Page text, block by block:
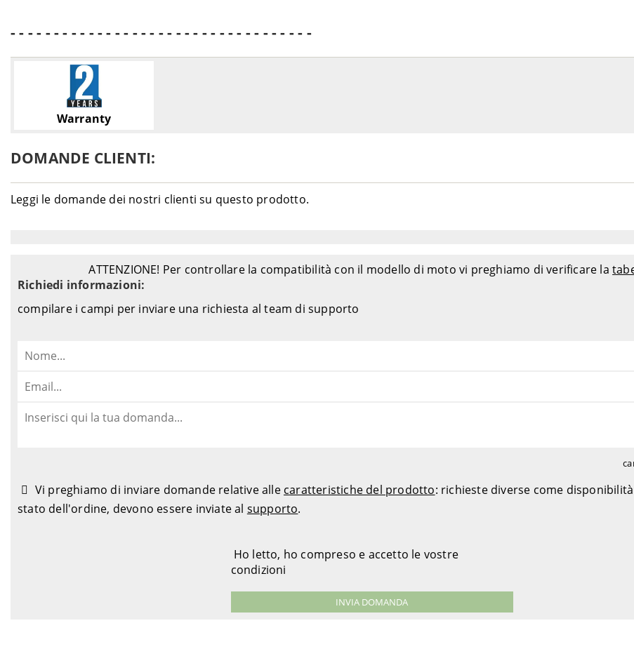
- - - - - - - - - - - - - - - - - - - - - - - - - - - - - - - - - - -
Warranty
DOMANDE CLIENTI:
Leggi le domande dei nostri clienti su questo prodotto.
ATTENZIONE! Per controllare la compatibilità con il modello di moto vi preghiamo di verificare la
Richiedi informazioni:
compilare i campi per inviare una richiesta al team di supporto
Vi preghiamo di inviare domande relative alle caratteristiche del prodotto: richieste diverse come
stato dell'ordine, devono essere inviate al supporto.
Ho letto, ho compreso e accetto le vostre
condizioni